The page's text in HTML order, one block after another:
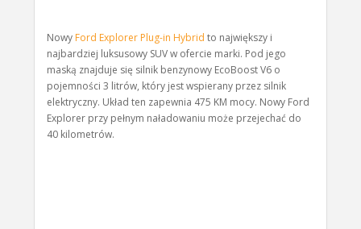
Nowy Ford Explorer Plug-in Hybrid to największy i
najbardziej luksusowy SUV w ofercie marki. Pod jego
maską znajduje się silnik benzynowy EcoBoost V6 o
pojemności 3 litrów, który jest wspierany przez silnik
elektryczny. Układ ten zapewnia 475 KM mocy. Nowy Ford
Explorer przy pełnym naładowaniu może przejechać do
40 kilometrów.